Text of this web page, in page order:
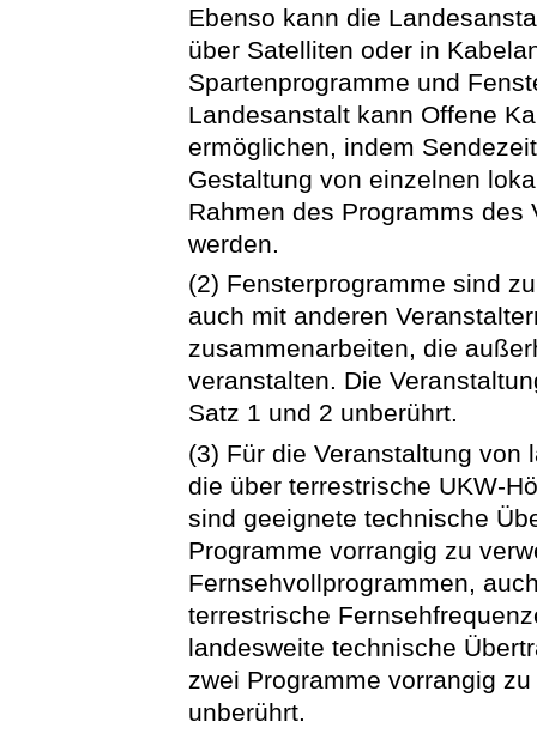
Ebenso kann die
über Satelliten oder in
Spartenprogramme und
Landesanstalt kann Offene
ermöglichen, indem
Gestaltung von einzelnen
Rahmen des Programms des
werden.
(2) Fensterprogramme sind
auch mit anderen
zusammenarbeiten, die
veranstalten. Die
Satz 1 und 2 unberührt.
(3) Für die Veranstaltung von
die über terrestrische UKW-
sind geeignete technische
Programme vorrangig zu
Fernsehvollprogrammen,
terrestrische
landesweite technische
zwei Programme vorrangig
unberührt.